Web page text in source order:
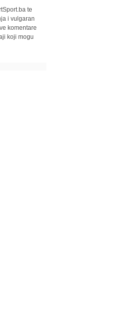
te
i vulgaran
komentare
koji mogu